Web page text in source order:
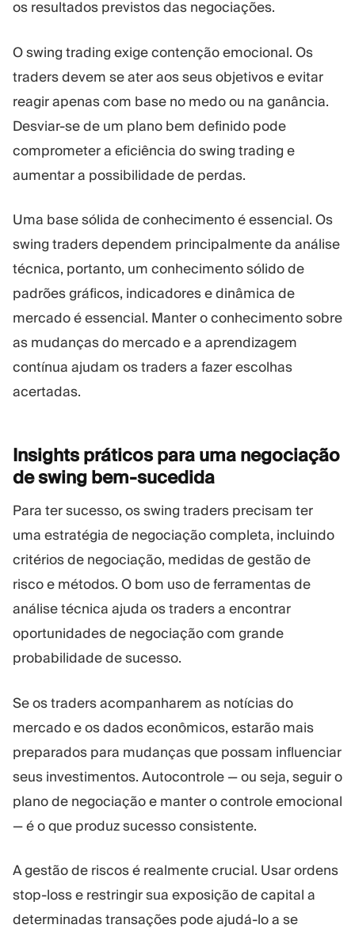
os resultados previstos das negociações.
O swing trading exige contenção emocional. Os
traders devem se ater aos seus objetivos e evitar
reagir apenas com base no medo ou na ganância.
Desviar-se de um plano bem definido pode
comprometer a eficiência do swing trading e
aumentar a possibilidade de perdas.
Uma base sólida de conhecimento é essencial. Os
swing traders dependem principalmente da análise
técnica, portanto, um conhecimento sólido de
padrões gráficos, indicadores e dinâmica de
mercado é essencial. Manter o conhecimento sobre
as mudanças do mercado e a aprendizagem
contínua ajudam os traders a fazer escolhas
acertadas.
Insights práticos para uma negociação
de swing bem-sucedida
Para ter sucesso, os swing traders precisam ter
uma estratégia de negociação completa, incluindo
critérios de negociação, medidas de gestão de
risco e métodos. O bom uso de ferramentas de
análise técnica ajuda os traders a encontrar
oportunidades de negociação com grande
probabilidade de sucesso.
Se os traders acompanharem as notícias do
mercado e os dados econômicos, estarão mais
preparados para mudanças que possam influenciar
seus investimentos. Autocontrole — ou seja, seguir o
plano de negociação e manter o controle emocional
— é o que produz sucesso consistente.
A gestão de riscos é realmente crucial. Usar ordens
stop-loss e restringir sua exposição de capital a
determinadas transações pode ajudá-lo a se